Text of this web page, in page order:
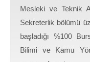
Mesleki ve Teknik
Sekreterlik bölümü
başladığı %100
Bilimi ve Kamu